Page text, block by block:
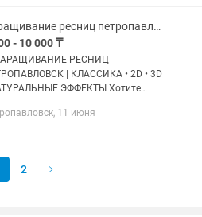
Наращивание ресниц петропавловск классика 2d 3d натуральные эффекты
- 10 000 ₸
РЕСНИЦ
| КЛАССИКА • 2D • 3D
ЭФФЕКТЫ Хотите
уже красивой? Меня
11 июня
2